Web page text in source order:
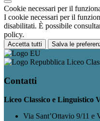
Cookie necessari per il
I cookie necessari per il
disabilitati. È possibile
policy.
Accetta tutti Salva le
Liceo
Contatti
Liceo Classico e Linguistico
Via Sant’Ottavio 9/11 e